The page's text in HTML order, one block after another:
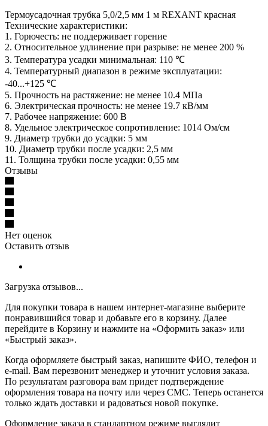
Термоусадочная трубка 5,0/2,5 мм 1 м REXANT красная
Технические характеристики:
1. Горючесть: не поддерживает горение
2. Относительное удлинение при разрыве: не менее 200 %
3. Температура усадки минимальная: 110 ℃
4. Температурный диапазон в режиме эксплуатации:
-40...+125 ℃
5. Прочность на растяжение: не менее 10.4 МПа
6. Электрическая прочность: не менее 19.7 кВ/мм
7. Рабочее напряжение: 600 В
8. Удельное электрическое сопротивление: 1014 Ом/см
9. Диаметр трубки до усадки: 5 мм
10. Диаметр трубки после усадки: 2,5 мм
11. Толщина трубки после усадки: 0,55 мм
Отзывы
Нет оценок
Оставить отзыв
Загрузка отзывов...
Для покупки товара в нашем интернет-магазине выберите
понравившийся товар и добавьте его в корзину. Далее
перейдите в Корзину и нажмите на «Оформить заказ» или
«Быстрый заказ».
Когда оформляете быстрый заказ, напишите ФИО, телефон и
e-mail. Вам перезвонит менеджер и уточнит условия заказа.
По результатам разговора вам придет подтверждение
оформления товара на почту или через СМС. Теперь останется
только ждать доставки и радоваться новой покупке.
Оформление заказа в стандартном режиме выглядит